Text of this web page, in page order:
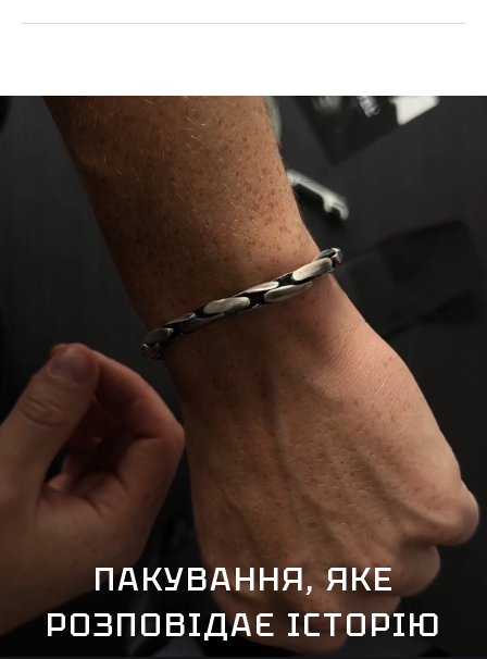
ПАКУВАННЯ, ЯКЕ
РОЗПОВІДАЄ ІСТОРІЮ